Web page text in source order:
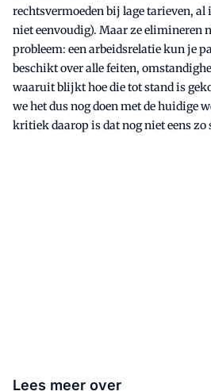
rechtsvermoeden bij lage tarieven,
niet eenvoudig). Maar ze elimineren
probleem: een arbeidsrelatie kun je
beschikt over alle feiten,
waaruit blijkt hoe die tot stand is
we het dus nog doen met de huidige
kritiek daarop is dat nog niet eens zo
Lees meer over